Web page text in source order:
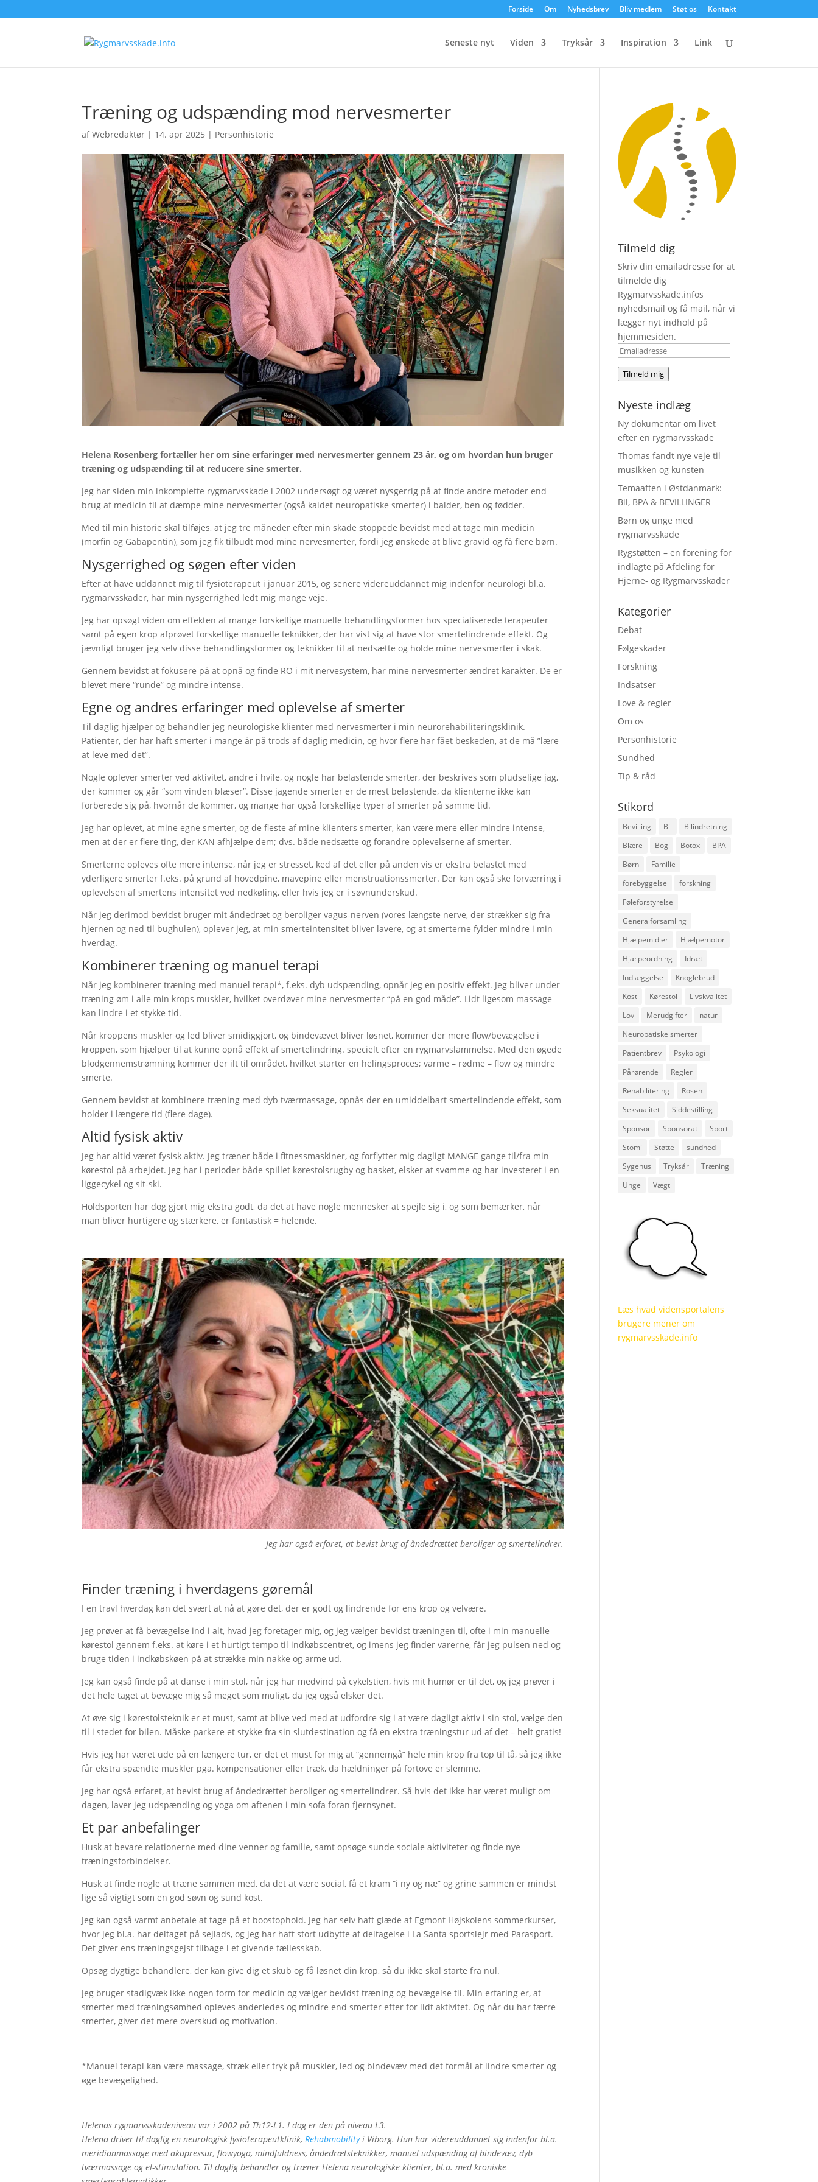
Forside Om Nyhedsbrev Bliv medlem Støt os Kontakt
Seneste nyt Viden Tryksår Inspiration Link
Træning og udspænding mod nervesmerter
afWebredaktør | 14. apr 2025 | Personhistorie
Helena Rosenberg fortæller her om sine erfaringer med nervesmerter gennem 23 år, og om hvordan hun bruger
træning og udspænding til at reducere sine smerter.
Jeg har siden min inkomplette rygmarvsskade i 2002 undersøgt og været nysgerrig på at finde andre metoder end
brug af medicin til at dæmpe mine nervesmerter (også kaldet neuropatiske smerter) i balder, ben og fødder.
Med til min historie skal tilføjes, at jeg tre måneder efter min skade stoppede bevidst med at tage min medicin
(morfin og Gabapentin), som jeg fik tilbudt mod mine nervesmerter, fordi jeg ønskede at blive gravid og få flere børn.
Nysgerrighed og søgen efter viden
Efter at have uddannet mig til fysioterapeut i januar 2015, og senere videreuddannet mig indenfor neurologi bl.a.
rygmarvsskader, har min nysgerrighed ledt mig mange veje.
Jeg har opsøgt viden om effekten af mange forskellige manuelle behandlingsformer hos specialiserede terapeuter
samt på egen krop afprøvet forskellige manuelle teknikker, der har vist sig at have stor smertelindrende effekt. Og
jævnligt bruger jeg selv disse behandlingsformer og teknikker til at nedsætte og holde mine nervesmerter i skak.
Gennem bevidst at fokusere på at opnå og finde RO i mit nervesystem, har mine nervesmerter ændret karakter. De er
blevet mere “runde” og mindre intense.
Egne og andres erfaringer med oplevelse af smerter
Til daglig hjælper og behandler jeg neurologiske klienter med nervesmerter i min neurorehabiliteringsklinik.
Patienter, der har haft smerter i mange år på trods af daglig medicin, og hvor flere har fået beskeden, at de må ”lære
at leve med det”.
Nogle oplever smerter ved aktivitet, andre i hvile, og nogle har belastende smerter, der beskrives som pludselige jag,
der kommer og går “som vinden blæser”. Disse jagende smerter er de mest belastende, da klienterne ikke kan
forberede sig på, hvornår de kommer, og mange har også forskellige typer af smerter på samme tid.
Jeg har oplevet, at mine egne smerter, og de fleste af mine klienters smerter, kan være mere eller mindre intense,
men at der er flere ting, der KAN afhjælpe dem; dvs. både nedsætte og forandre oplevelserne af smerter.
Smerterne opleves ofte mere intense, når jeg er stresset, ked af det eller på anden vis er ekstra belastet med
yderligere smerter f.eks. på grund af hovedpine, mavepine eller menstruationssmerter. Der kan også ske forværring i
oplevelsen af smertens intensitet ved nedkøling, eller hvis jeg er i søvnunderskud.
Når jeg derimod bevidst bruger mit åndedræt og beroliger vagus-nerven (vores længste nerve, der strækker sig fra
hjernen og ned til bughulen), oplever jeg, at min smerteintensitet bliver lavere, og at smerterne fylder mindre i min
hverdag.
Kombinerer træning og manuel terapi
Når jeg kombinerer træning med manuel terapi*, f.eks. dyb udspænding, opnår jeg en positiv effekt. Jeg bliver under
træning øm i alle min krops muskler, hvilket overdøver mine nervesmerter “på en god måde”. Lidt ligesom massage
kan lindre i et stykke tid.
Når kroppens muskler og led bliver smidiggjort, og bindevævet bliver løsnet, kommer der mere flow/bevægelse i
kroppen, som hjælper til at kunne opnå effekt af smertelindring. specielt efter en rygmarvslammelse. Med den øgede
blodgennemstrømning kommer der ilt til området, hvilket starter en helingsproces; varme – rødme – flow og mindre
smerte.
Gennem bevidst at kombinere træning med dyb tværmassage, opnås der en umiddelbart smertelindende effekt, som
holder i længere tid (flere dage).
Altid fysisk aktiv
Jeg har altid været fysisk aktiv. Jeg træner både i fitnessmaskiner, og forflytter mig dagligt MANGE gange til/fra min
kørestol på arbejdet. Jeg har i perioder både spillet kørestolsrugby og basket, elsker at svømme og har investeret i en
liggecykel og sit-ski.
Holdsporten har dog gjort mig ekstra godt, da det at have nogle mennesker at spejle sig i, og som bemærker, når
man bliver hurtigere og stærkere, er fantastisk = helende.
Jeg har også erfaret, at bevist brug af åndedrættet beroliger og smertelindrer.
Finder træning i hverdagens gøremål
I en travl hverdag kan det svært at nå at gøre det, der er godt og lindrende for ens krop og velvære.
Jeg prøver at få bevægelse ind i alt, hvad jeg foretager mig, og jeg vælger bevidst træningen til, ofte i min manuelle
kørestol gennem f.eks. at køre i et hurtigt tempo til indkøbscentret, og imens jeg finder varerne, får jeg pulsen ned og
bruge tiden i indkøbskøen på at strække min nakke og arme ud.
Jeg kan også finde på at danse i min stol, når jeg har medvind på cykelstien, hvis mit humør er til det, og jeg prøver i
det hele taget at bevæge mig så meget som muligt, da jeg også elsker det.
At øve sig i kørestolsteknik er et must, samt at blive ved med at udfordre sig i at være dagligt aktiv i sin stol, vælge den
til i stedet for bilen. Måske parkere et stykke fra sin slutdestination og få en ekstra træningstur ud af det – helt gratis!
Hvis jeg har været ude på en længere tur, er det et must for mig at “gennemgå” hele min krop fra top til tå, så jeg ikke
får ekstra spændte muskler pga. kompensationer eller træk, da hældninger på fortove er slemme.
Jeg har også erfaret, at bevist brug af åndedrættet beroliger og smertelindrer. Så hvis det ikke har været muligt om
dagen, laver jeg udspænding og yoga om aftenen i min sofa foran fjernsynet.
Et par anbefalinger
Husk at bevare relationerne med dine venner og familie, samt opsøge sunde sociale aktiviteter og finde nye
træningsforbindelser.
Husk at finde nogle at træne sammen med, da det at være social, få et kram “i ny og næ” og grine sammen er mindst
lige så vigtigt som en god søvn og sund kost.
Jeg kan også varmt anbefale at tage på et boostophold. Jeg har selv haft glæde af Egmont Højskolens sommerkurser,
hvor jeg bl.a. har deltaget på sejlads, og jeg har haft stort udbytte af deltagelse i La Santa sportslejr med Parasport.
Det giver ens træningsgejst tilbage i et givende fællesskab.
Opsøg dygtige behandlere, der kan give dig et skub og få løsnet din krop, så du ikke skal starte fra nul.
Jeg bruger stadigvæk ikke nogen form for medicin og vælger bevidst træning og bevægelse til. Min erfaring er, at
smerter med træningsømhed opleves anderledes og mindre end smerter efter for lidt aktivitet. Og når du har færre
smerter, giver det mere overskud og motivation.
*Manuel terapi kan være massage, stræk eller tryk på muskler, led og bindevæv med det formål at lindre smerter og
øge bevægelighed.
Helenas rygmarvsskadeniveau var i 2002 på Th12-L1. I dag er den på niveau L3.
Helena driver til daglig en neurologisk fysioterapeutklinik, Rehabmobilityi Viborg. Hun har videreuddannet sig indenfor bl.a.
meridianmassage med akupressur, flowyoga, mindfuldness, åndedrætsteknikker, manuel udspænding af bindevæv, dyb
tværmassage og el-stimulation. Til daglig behandler og træner Helena neurologiske klienter, bl.a. med kroniske
Tilmeld dig
Skriv din emailadresse for at
tilmelde dig
Rygmarvsskade.infos
nyhedsmail og få mail, når vi
lægger nyt indhold på
hjemmesiden.
Emailadresse
Tilmeld mig
Nyeste indlæg
Ny dokumentar om livet
efter en rygmarvsskade
Thomas fandt nye veje til
musikken og kunsten
Temaaften i Østdanmark:
Bil, BPA & BEVILLINGER
Børn og unge med
rygmarvsskade
Rygstøtten – en forening for
indlagte på Afdeling for
Hjerne- og Rygmarvsskader
Kategorier
Debat
Følgeskader
Forskning
Indsatser
Love & regler
Om os
Personhistorie
Sundhed
Tip & råd
Stikord
Bevilling Bil
Bilindretning
Blære
Bog Botox
BPA
Børn
Familie
forebyggelse
forskning
Føleforstyrelse
Generalforsamling
Hjælpemidler
Hjælpemotor
Hjælpeordning
Idræt
Indlæggelse
Knoglebrud
Kost
Kørestol
Livskvalitet
Lov
Merudgifter
natur
Neuropatiske smerter
Patientbrev
Psykologi
Pårørende
Regler
Rehabilitering
Rosen
Seksualitet
Siddestilling
Sponsor
Sponsorat
Sport
Stomi
Støtte
sundhed
Sygehus
Tryksår
Træning
Unge
Vægt
Læs hvad vidensportalens
brugere mener om
rygmarvsskade.info